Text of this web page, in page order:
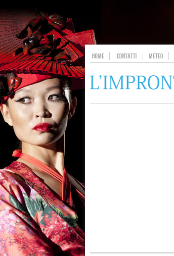
HOME CONTATTI METEO